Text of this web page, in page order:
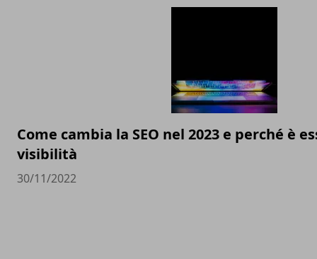
Come cambia la SEO nel 2023 e perché è
visibilità
30/11/2022